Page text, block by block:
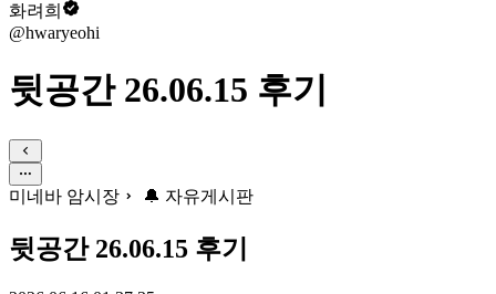
화려희
@hwaryeohi
뒷공간 26.06.15 후기
미네바 암시장 🔔 자유게시판
뒷공간 26.06.15 후기